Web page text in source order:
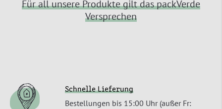
Für all unsere Produkte gilt das packVerde
Versprechen
Schnelle Lieferung
Bestellungen bis 15:00 Uhr (außer Fr: